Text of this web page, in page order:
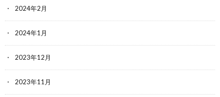
2024年2月
2024年1月
2023年12月
2023年11月